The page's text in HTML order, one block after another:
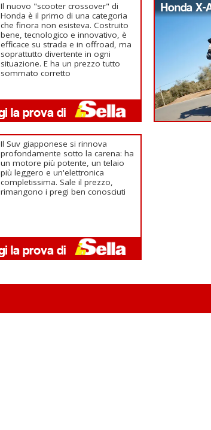
Il nuovo "scooter crossover" di
Honda è il primo di una categoria
che finora non esisteva. Costruito
bene, tecnologico e innovativo, è
efficace su strada e in offroad, ma
soprattutto divertente in ogni
situazione. E ha un prezzo tutto
sommato corretto
Honda X-
Il Suv giapponese si rinnova
profondamente sotto la carena: ha
un motore più potente, un telaio
più leggero e un'elettronica
completissima. Sale il prezzo,
rimangono i pregi ben conosciuti